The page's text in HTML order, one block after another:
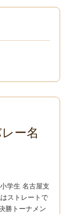
ー名
学生 名古屋支
ストレートで
勝トーナメン